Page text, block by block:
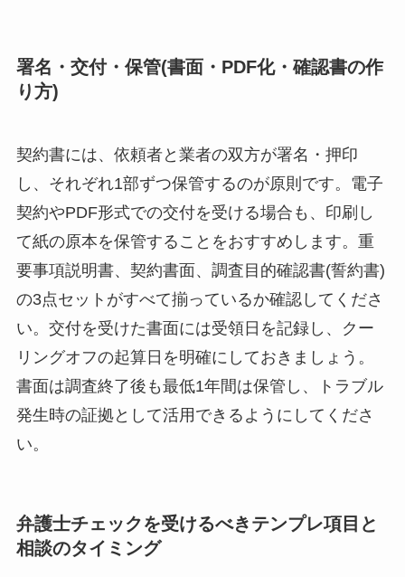
署名・交付・保管(書面・PDF化・確認書の作
り方)
契約書には、依頼者と業者の双方が署名・押印
し、それぞれ1部ずつ保管するのが原則です。電子
契約やPDF形式での交付を受ける場合も、印刷し
て紙の原本を保管することをおすすめします。重
要事項説明書、契約書面、調査目的確認書(誓約書)
の3点セットがすべて揃っているか確認してくださ
い。交付を受けた書面には受領日を記録し、クー
リングオフの起算日を明確にしておきましょう。
書面は調査終了後も最低1年間は保管し、トラブル
発生時の証拠として活用できるようにしてくださ
い。
弁護士チェックを受けるべきテンプレ項目と
相談のタイミング